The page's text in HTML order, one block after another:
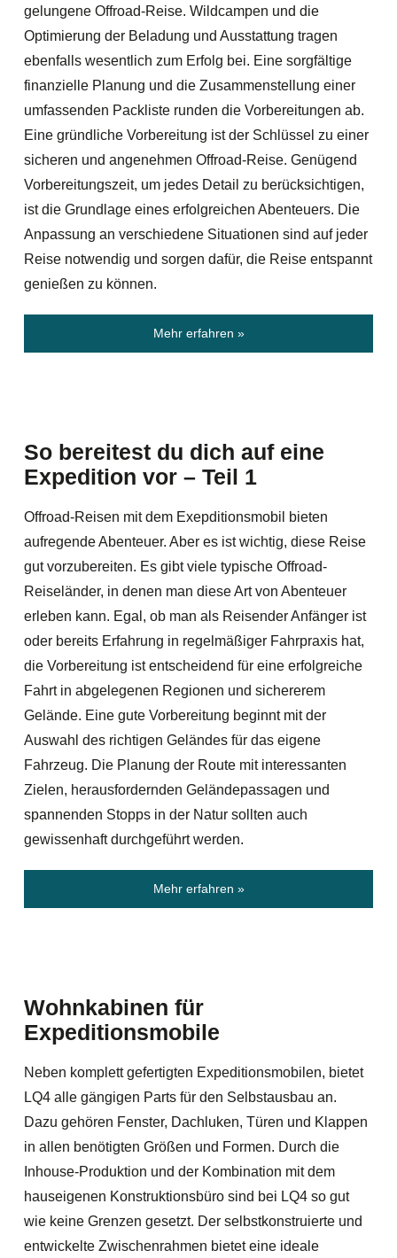
gelungene Offroad-Reise. Wildcampen und die
Optimierung der Beladung und Ausstattung tragen
ebenfalls wesentlich zum Erfolg bei. Eine sorgfältige
finanzielle Planung und die Zusammenstellung einer
umfassenden Packliste runden die Vorbereitungen ab.
Eine gründliche Vorbereitung ist der Schlüssel zu einer
sicheren und angenehmen Offroad-Reise. Genügend
Vorbereitungszeit, um jedes Detail zu berücksichtigen,
ist die Grundlage eines erfolgreichen Abenteuers. Die
Anpassung an verschiedene Situationen sind auf jeder
Reise notwendig und sorgen dafür, die Reise entspannt
genießen zu können.
Mehr erfahren »
So bereitest du dich auf eine
Expedition vor – Teil 1
Offroad-Reisen mit dem Exepditionsmobil bieten
aufregende Abenteuer. Aber es ist wichtig, diese Reise
gut vorzubereiten. Es gibt viele typische Offroad-
Reiseländer, in denen man diese Art von Abenteuer
erleben kann. Egal, ob man als Reisender Anfänger ist
oder bereits Erfahrung in regelmäßiger Fahrpraxis hat,
die Vorbereitung ist entscheidend für eine erfolgreiche
Fahrt in abgelegenen Regionen und sichererem
Gelände. Eine gute Vorbereitung beginnt mit der
Auswahl des richtigen Geländes für das eigene
Fahrzeug. Die Planung der Route mit interessanten
Zielen, herausfordernden Geländepassagen und
spannenden Stopps in der Natur sollten auch
gewissenhaft durchgeführt werden.
Mehr erfahren »
Wohnkabinen für
Expeditionsmobile
Neben komplett gefertigten Expeditionsmobilen, bietet
LQ4 alle gängigen Parts für den Selbstausbau an.
Dazu gehören Fenster, Dachluken, Türen und Klappen
in allen benötigten Größen und Formen. Durch die
Inhouse-Produktion und der Kombination mit dem
hauseigenen Konstruktionsbüro sind bei LQ4 so gut
wie keine Grenzen gesetzt. Der selbstkonstruierte und
entwickelte Zwischenrahmen bietet eine ideale